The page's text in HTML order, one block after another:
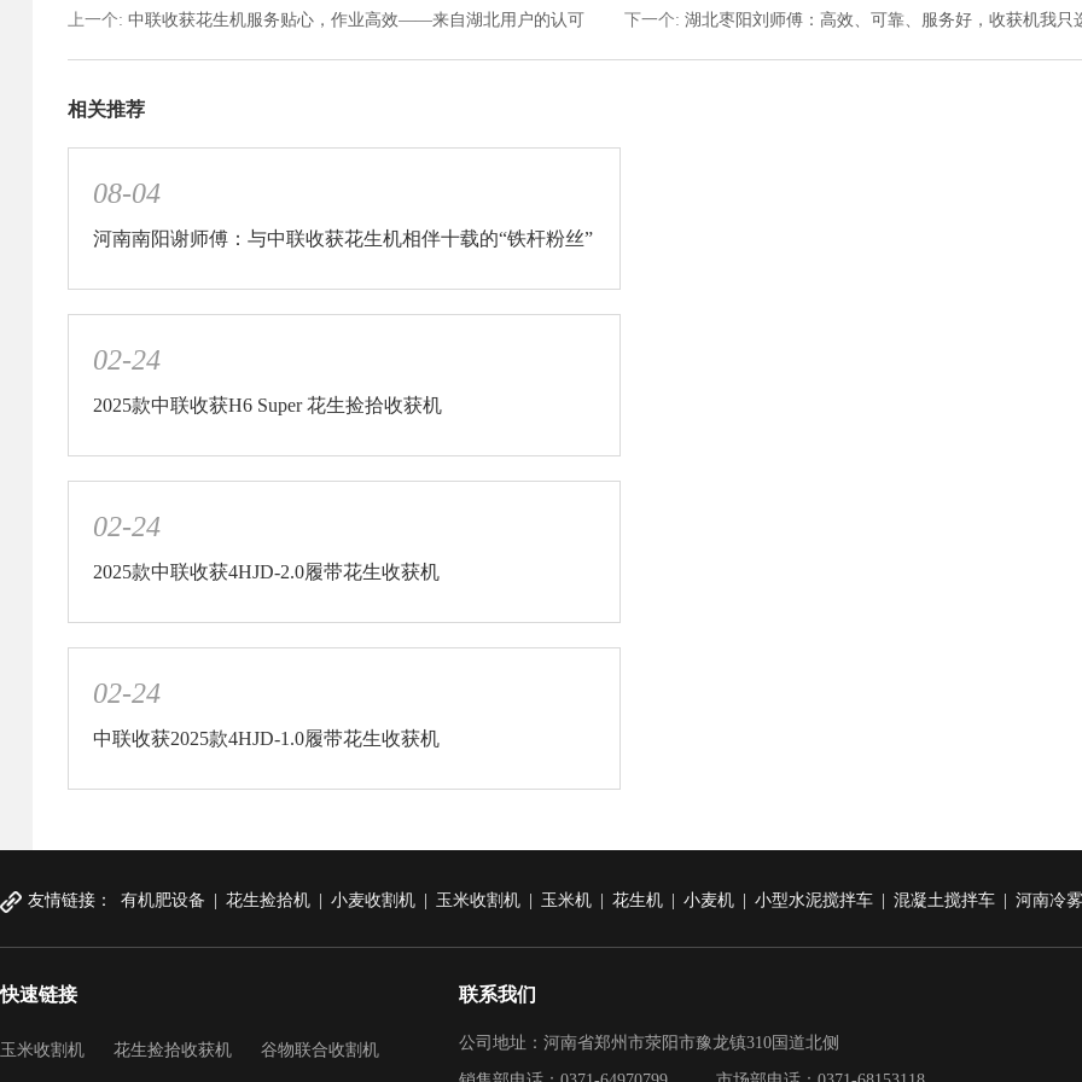
上一个: 中联收获花生机服务贴心，作业高效——来自湖北用户的认可 下一个: 湖北枣阳刘师傅：高效、可靠、服务好，收获机我只
相关推荐
08-04
河南南阳谢师傅：与中联收获花生机相伴十载的“铁杆粉丝”
02-24
2025款中联收获H6 Super 花生捡拾收获机
02-24
2025款中联收获4HJD-2.0履带花生收获机
02-24
中联收获2025款4HJD-1.0履带花生收获机
友情链接： 有机肥设备 花生捡拾机 小麦收割机 玉米收割机 玉米机 花生机 小麦机 小型水泥搅拌车 混凝土搅拌车 河南冷
快速链接
玉米收割机 花生捡拾收获机 谷物联合收割机
联系我们
公司地址：河南省郑州市荥阳市豫龙镇310国道北侧